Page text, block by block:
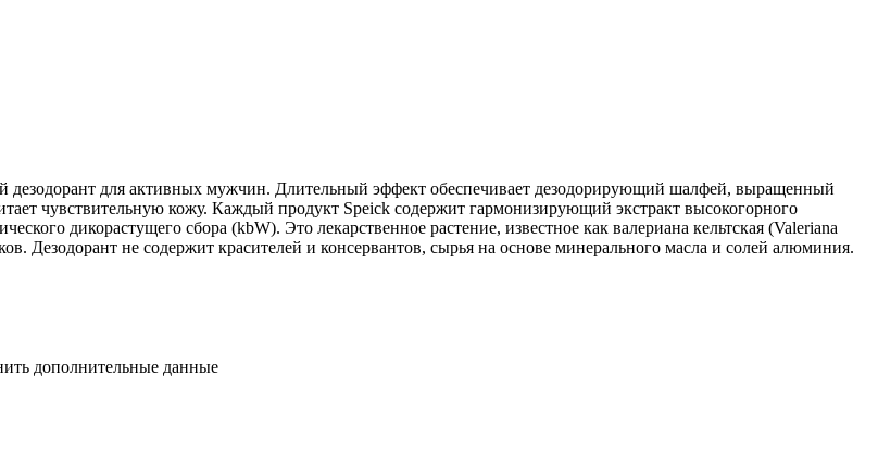
для активных мужчин. Длительный эффект обеспечивает дезодорирующий шалфей, выращенный
чувствительную кожу. Каждый продукт Speick содержит гармонизирующий экстракт высокогорного
дикорастущего сбора (kbW). Это лекарственное растение, известное как валериана кельтская (Valeriana
Дезодорант не содержит красителей и консервантов, сырья на основе минерального масла и солей алюминия.
дополнительные данные